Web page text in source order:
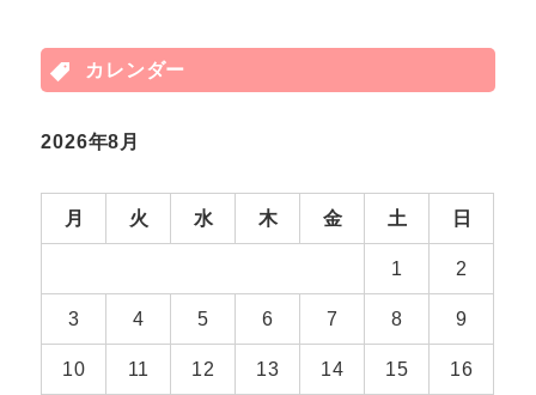
カレンダー
2026年8月
月 火 水 木 金 土 日
1 2
3 4 5 6 7 8 9
10 11 12 13 14 15 16